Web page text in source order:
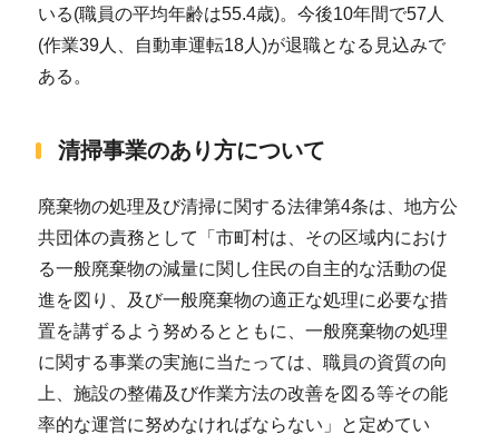
いる(職員の平均年齢は55.4歳)。今後10年間で57人
(作業39人、自動車運転18人)が退職となる見込みで
ある。
清掃事業のあり方について
廃棄物の処理及び清掃に関する法律第4条は、地方公
共団体の責務として「市町村は、その区域内におけ
る一般廃棄物の減量に関し住民の自主的な活動の促
進を図り、及び一般廃棄物の適正な処理に必要な措
置を講ずるよう努めるとともに、一般廃棄物の処理
に関する事業の実施に当たっては、職員の資質の向
上、施設の整備及び作業方法の改善を図る等その能
率的な運営に努めなければならない」と定めてい